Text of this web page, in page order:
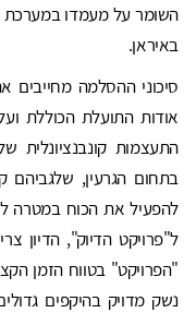
השומר על מעמדו במערכת
באיראן.
סיכוני ההסלמה מחייבים
אודות התועלת הכוללת
התעצמות קונבנציונלית
בתחום הגרעין,
להפעיל את הכוח במטרה
ל"פרויקט הדיוק", הדיון
"הפרויקט" בטווח הזמן
נשק מדויק בהיקפים